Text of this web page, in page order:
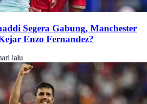
Segera Gabung, Manchester
Enzo Fernandez?
lalu